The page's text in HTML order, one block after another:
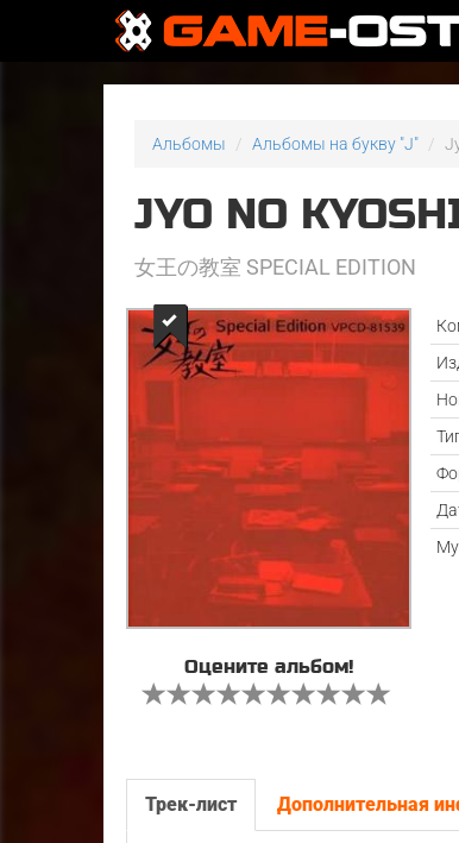
Альбомы Альбомы на букву "J"
JYO NO
女王の教室 SPECIAL EDITION
Оцените альбом!
Трек-лист Дополнительная